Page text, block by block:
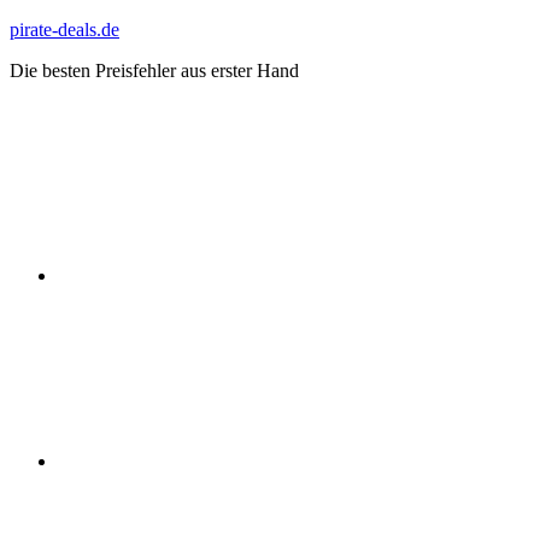
Zum
springen
pirate-deals.de
Die besten Preisfehler aus erster Hand